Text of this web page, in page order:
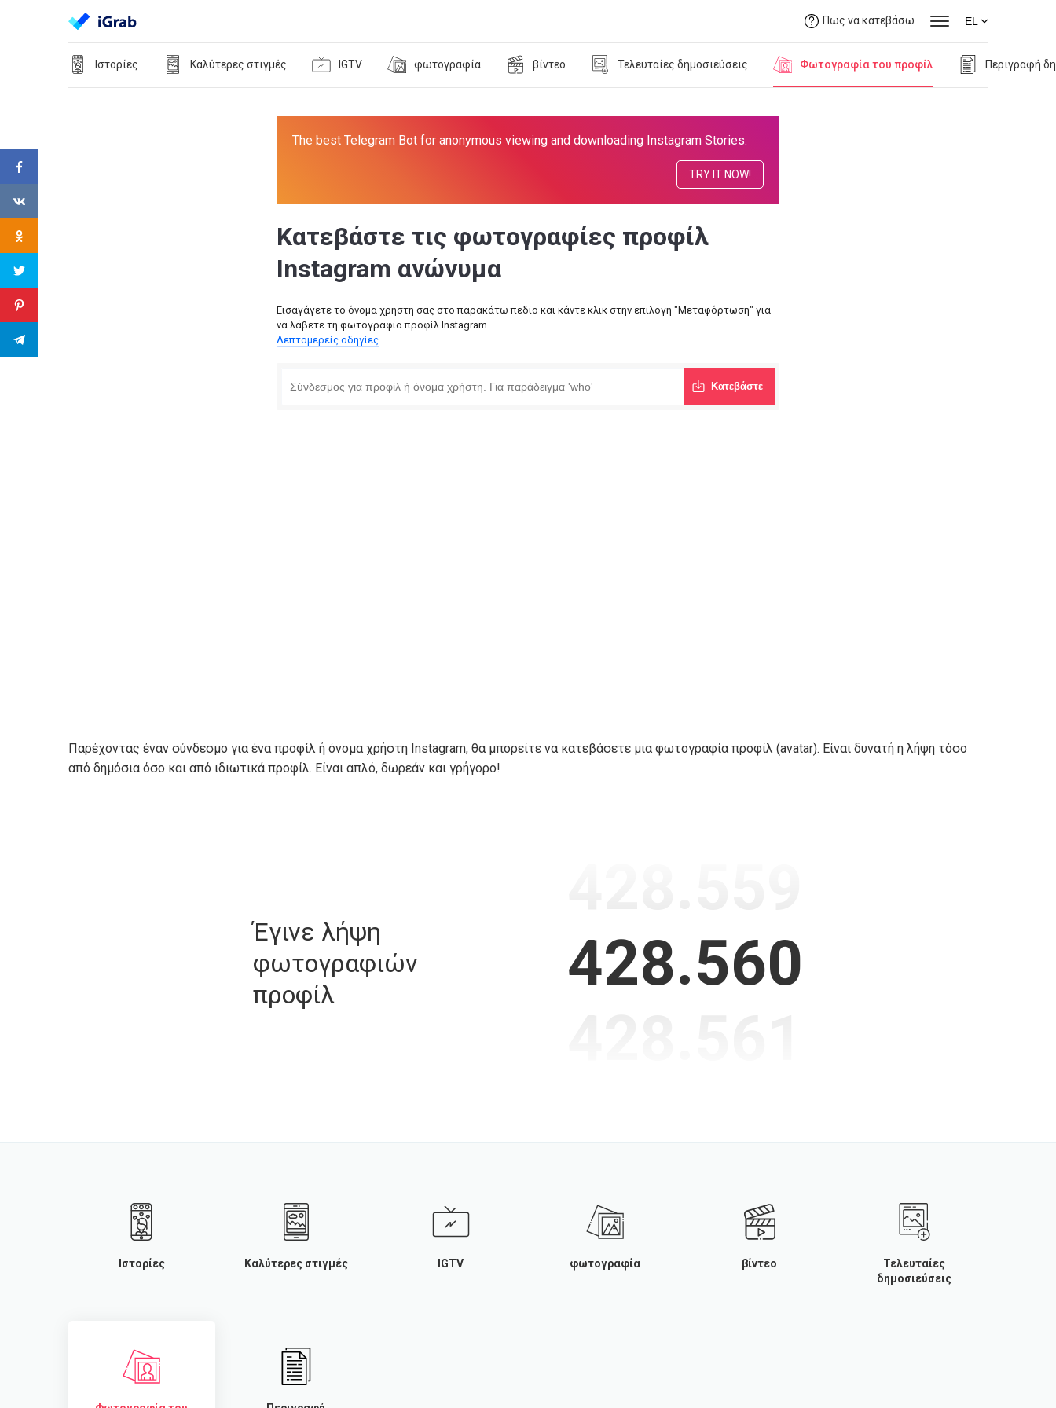
Πως να κατεβάσω EL
Ιστορίες Καλύτερες στιγμές IGTV φωτογραφία βίντεο Τελευταίες δημοσιεύσεις Φωτογραφία του προφίλ Περιγραφή
The best Telegram Bot for anonymous viewing and downloading Instagram Stories.
TRY IT NOW!
Κατεβάστε τις φωτογραφίες προφίλ
Instagram ανώνυμα
Εισαγάγετε το όνομα χρήστη σας στο παρακάτω πεδίο και κάντε κλικ στην επιλογή "Μεταφόρτωση" για
να λάβετε τη φωτογραφία προφίλ Instagram.
Λεπτομερείς οδηγίες
Κατεβάστε
Παρέχοντας έναν σύνδεσμο για ένα προφίλ ή όνομα χρήστη Instagram, θα μπορείτε να κατεβάσετε μια φωτογραφία προφίλ (avatar). Είναι δυνατή η λήψη τόσο
από δημόσια όσο και από ιδιωτικά προφίλ. Είναι απλό, δωρεάν και γρήγορο!
Έγινε λήψη
φωτογραφιών
προφίλ
428.560
Ιστορίες Καλύτερες στιγμές IGTV φωτογραφία βίντεο
Τελευταίες
δημοσιεύσεις